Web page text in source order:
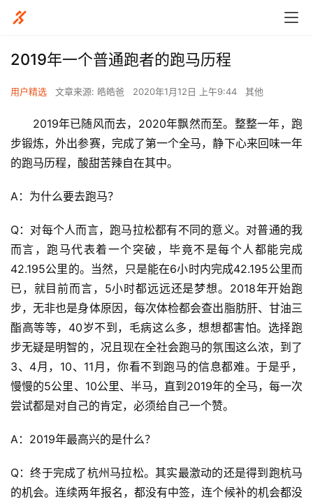
2019年一个普通跑者的跑马历程
用户精选 文章来源: 皓皓爸 2020年1月12日 上午9:44 其他
2019年已随风而去，2020年飘然而至。整整一年，跑
步锻炼，外出参赛，完成了第一个全马，静下心来回味一年
的跑马历程，酸甜苦辣自在其中。
A：为什么要去跑马？
Q：对每个人而言，跑马拉松都有不同的意义。对普通的我
而言，跑马代表着一个突破，毕竟不是每个人都能完成
42.195公里的。当然，只是能在6小时内完成42.195公里而
已，就目前而言，5小时都远远还是梦想。2018年开始跑
步，无非也是身体原因，每次体检都会查出脂肪肝、甘油三
酯高等等，40岁不到，毛病这么多，想想都害怕。选择跑
步无疑是明智的，况且现在全社会跑马的氛围这么浓，到了
3、4月，10、11月，你看不到跑马的信息都难。于是乎，
慢慢的5公里、10公里、半马，直到2019年的全马，每一次
尝试都是对自己的肯定，必须给自己一个赞。
A：2019年最高兴的是什么？
Q：终于完成了杭州马拉松。其实最激动的还是得到跑杭马
的机会。连续两年报名，都没有中签，连个候补的机会都没